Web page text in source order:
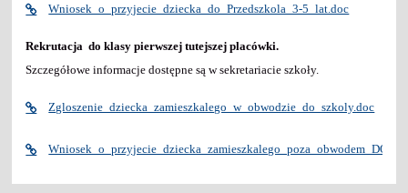
Wniosek_o_przyjecie_dziecka_do_Przedszkola_3-5_lat.doc
Rekrutacja do klasy pierwszej tutejszej placówki.
Szczegółowe informacje dostępne są w sekretariacie szkoły.
Zgloszenie_dziecka_zamieszkalego_w_obwodzie_do_szkoly.doc